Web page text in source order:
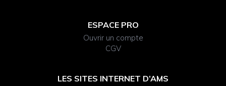
ESPACE PRO
Ouvrir un compte
CGV
LES SITES INTERNET D’AMS